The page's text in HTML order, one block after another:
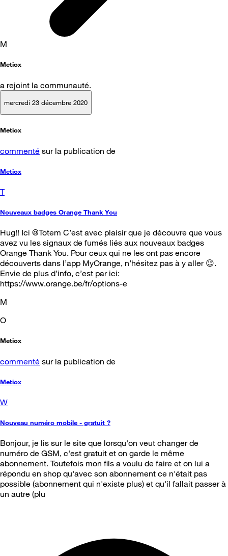
M
Metiox
a rejoint la communauté.
mercredi 23 décembre 2020
Metiox
commenté sur la publication de
Metiox
T
Nouveaux badges Orange Thank You
Hug!! Ici @Totem C’est avec plaisir que je découvre que vous
avez vu les signaux de fumés liés aux nouveaux badges
Orange Thank You. Pour ceux qui ne les ont pas encore
découverts dans l’app MyOrange, n’hésitez pas à y aller 😉.
Envie de plus d’info, c’est par ici:
https://www.orange.be/fr/options-e
M
O
Metiox
commenté sur la publication de
Metiox
W
Nouveau numéro mobile - gratuit ?
Bonjour, je lis sur le site que lorsqu'on veut changer de
numéro de GSM, c'est gratuit et on garde le même
abonnement. Toutefois mon fils a voulu de faire et on lui a
répondu en shop qu'avec son abonnement ce n'était pas
possible (abonnement qui n'existe plus) et qu'il fallait passer à
un autre (plu